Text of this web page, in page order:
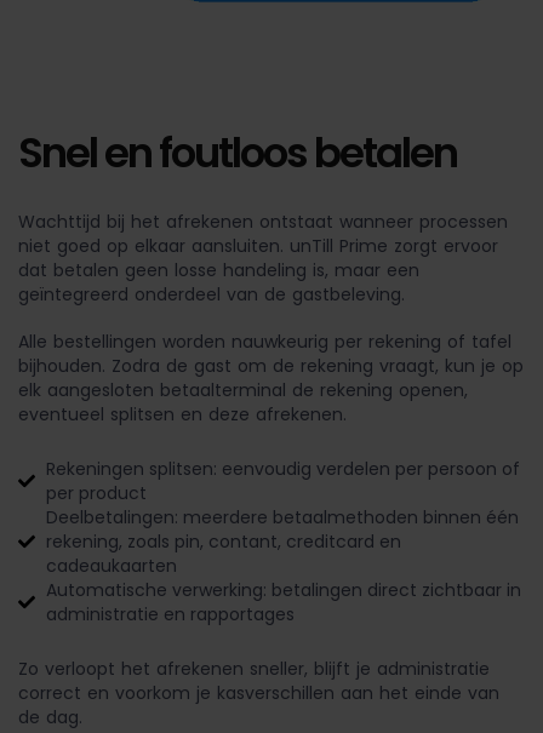
Snel en foutloos betalen
Wachttijd bij het afrekenen ontstaat wanneer processen
niet goed op elkaar aansluiten. unTill Prime zorgt ervoor
dat betalen geen losse handeling is, maar een
geïntegreerd onderdeel van de gastbeleving.
Alle bestellingen worden nauwkeurig per rekening of tafel
bijhouden. Zodra de gast om de rekening vraagt, kun je op
elk aangesloten betaalterminal de rekening openen,
eventueel splitsen en deze afrekenen.
Rekeningen splitsen: eenvoudig verdelen per persoon of
per product
Deelbetalingen: meerdere betaalmethoden binnen één
rekening, zoals pin, contant, creditcard en
cadeaukaarten
Automatische verwerking: betalingen direct zichtbaar in
administratie en rapportages
Zo verloopt het afrekenen sneller, blijft je administratie
correct en voorkom je kasverschillen aan het einde van
de dag.